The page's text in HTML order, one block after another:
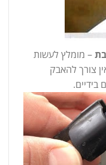
– מומלץ לעשות
צורך להאבק